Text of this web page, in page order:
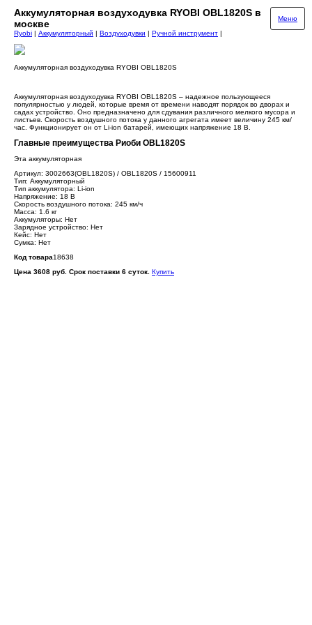
Аккумуляторная воздуходувка RYOBI OBL1820S в
москве
Меню
Ryobi | Аккумуляторный | Воздуходувки | Ручной инструмент |
Аккумуляторная воздуходувка RYOBI OBL1820S
Аккумуляторная воздуходувка RYOBI OBL1820S – надежное пользующееся
популярностью у людей, которые время от времени наводят порядок во дворах и
садах устройство. Оно предназначено для сдувания различного мелкого мусора и
листьев. Скорость воздушного потока у данного агрегата имеет величину 245 км/
час. Функционирует он от Li-ion батарей, имеющих напряжение 18 В.
Главные преимущества Риоби OBL1820S
Эта аккумуляторная
Артикул: 3002663(OBL1820S) / OBL1820S / 15600911
Тип: Аккумуляторный
Тип аккумулятора: Li-ion
Напряжение: 18 В
Скорость воздушного потока: 245 км/ч
Масса: 1.6 кг
Аккумуляторы: Нет
Зарядное устройство: Нет
Кейс: Нет
Сумка: Нет
Код товара18638
Цена 3608 руб. Срок поставки 6 суток. Купить